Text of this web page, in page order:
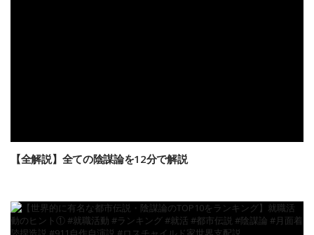
【全解説】全ての陰謀論を12分で解説